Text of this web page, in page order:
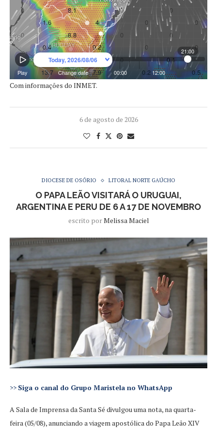
Com informações do INMET.
6 de agosto de 2026
DIOCESE DE OSÓRIO LITORAL NORTE GAÚCHO
O PAPA LEÃO VISITARÁ O URUGUAI,
ARGENTINA E PERU DE 6 A 17 DE NOVEMBRO
escrito porMelissa Maciel
>> Siga o canal do Grupo Maristela no WhatsApp
A Sala de Imprensa da Santa Sé divulgou uma nota, na quarta-
feira (05/08), anunciando a viagem apostólica do Papa Leão XIV